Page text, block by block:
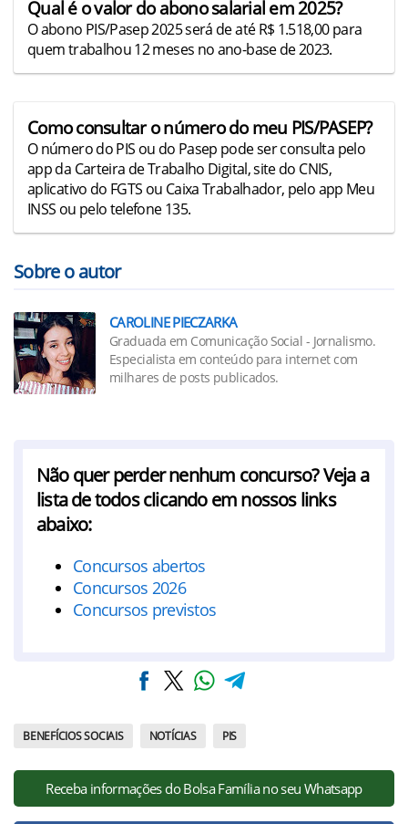
Qual é o valor do abono salarial em 2025?
O abono PIS/Pasep 2025 será de até R$ 1.518,00 para
quem trabalhou 12 meses no ano-base de 2023.
Como consultar o número do meu PIS/PASEP?
O número do PIS ou do Pasep pode ser consulta pelo
app da Carteira de Trabalho Digital, site do CNIS,
aplicativo do FGTS ou Caixa Trabalhador, pelo app Meu
INSS ou pelo telefone 135.
Sobre o autor
CAROLINE PIECZARKA
Graduada em Comunicação Social - Jornalismo.
Especialista em conteúdo para internet com
milhares de posts publicados.
Não quer perder nenhum concurso? Veja a
lista de todos clicando em nossos links
abaixo:
Concursos abertos
Concursos 2026
Concursos previstos
BENEFÍCIOS SOCIAIS NOTÍCIAS PIS
Receba informações do Bolsa Família no seu Whatsapp